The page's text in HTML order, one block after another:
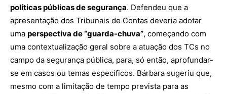
políticas públicas de segurança. Defendeu que a
apresentação dos Tribunais de Contas deveria adotar
uma perspectiva de “guarda-chuva”, começando com
uma contextualização geral sobre a atuação dos TCs no
campo da segurança pública, para, só então, aprofundar-
se em casos ou temas específicos. Bárbara sugeriu que,
mesmo com a limitação de tempo prevista para as